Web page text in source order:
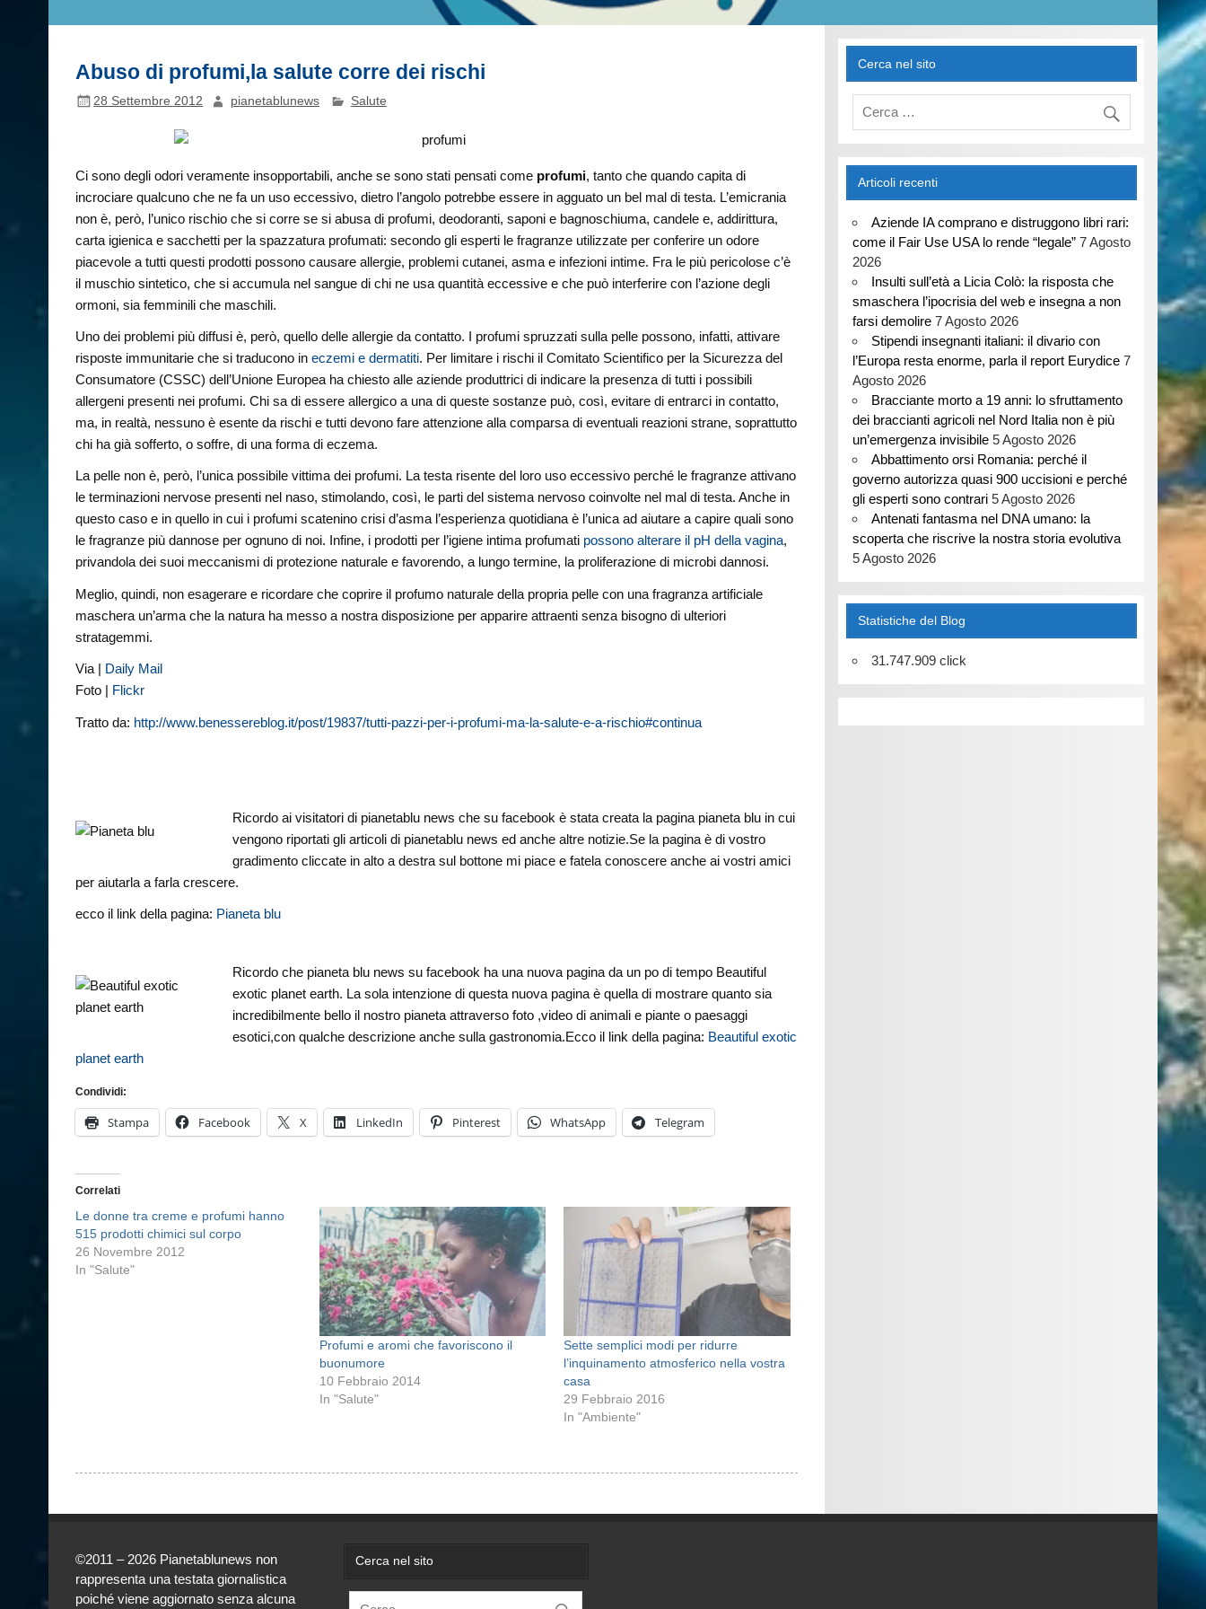
Abuso di profumi,la salute corre dei rischi
28 Settembre 2012 pianetablunews Salute
Ci sono degli odori veramente insopportabili, anche se sono stati pensati come profumi, tanto che quando capita di
incrociare qualcuno che ne fa un uso eccessivo, dietro l’angolo potrebbe essere in agguato un bel mal di testa. L’emicrania
non è, però, l’unico rischio che si corre se si abusa di profumi, deodoranti, saponi e bagnoschiuma, candele e, addirittura,
carta igienica e sacchetti per la spazzatura profumati: secondo gli esperti le fragranze utilizzate per conferire un odore
piacevole a tutti questi prodotti possono causare allergie, problemi cutanei, asma e infezioni intime. Fra le più pericolose c’è
il muschio sintetico, che si accumula nel sangue di chi ne usa quantità eccessive e che può interferire con l’azione degli
ormoni, sia femminili che maschili.
Uno dei problemi più diffusi è, però, quello delle allergie da contatto. I profumi spruzzati sulla pelle possono, infatti, attivare
risposte immunitarie che si traducono ineczemi e dermatiti. Per limitare i rischi il Comitato Scientifico per la Sicurezza del
Consumatore (CSSC) dell’Unione Europea ha chiesto alle aziende produttrici di indicare la presenza di tutti i possibili
allergeni presenti nei profumi. Chi sa di essere allergico a una di queste sostanze può, così, evitare di entrarci in contatto,
ma, in realtà, nessuno è esente da rischi e tutti devono fare attenzione alla comparsa di eventuali reazioni strane, soprattutto
chi ha già sofferto, o soffre, di una forma di eczema.
La pelle non è, però, l’unica possibile vittima dei profumi. La testa risente del loro uso eccessivo perché le fragranze attivano
le terminazioni nervose presenti nel naso, stimolando, così, le parti del sistema nervoso coinvolte nel mal di testa. Anche in
questo caso e in quello in cui i profumi scatenino crisi d’asma l’esperienza quotidiana è l’unica ad aiutare a capire quali sono
le fragranze più dannose per ognuno di noi. Infine, i prodotti per l’igiene intima profumati possono alterare il pH della vagina,
privandola dei suoi meccanismi di protezione naturale e favorendo, a lungo termine, la proliferazione di microbi dannosi.
Meglio, quindi, non esagerare e ricordare che coprire il profumo naturale della propria pelle con una fragranza artificiale
maschera un’arma che la natura ha messo a nostra disposizione per apparire attraenti senza bisogno di ulteriori
stratagemmi.
Via | Daily Mail
Foto | Flickr
Tratto da: http://www.benessereblog.it/post/19837/tutti-pazzi-per-i-profumi-ma-la-salute-e-a-rischio#continua
Ricordo ai visitatori di pianetablu news che su facebook è stata creata la pagina pianeta blu in cui
vengono riportati gli articoli di pianetablu news ed anche altre notizie.Se la pagina è di vostro
gradimento cliccate in alto a destra sul bottone mi piace e fatela conoscere anche ai vostri amici
per aiutarla a farla crescere.
ecco il link della pagina: Pianeta blu
Ricordo che pianeta blu news su facebook ha una nuova pagina da un po di tempo Beautiful
exotic planet earth. La sola intenzione di questa nuova pagina è quella di mostrare quanto sia
incredibilmente bello il nostro pianeta attraverso foto ,video di animali e piante o paesaggi
esotici,con qualche descrizione anche sulla gastronomia.Ecco il link della pagina: Beautiful exotic
planet earth
Condividi:
Stampa Facebook X LinkedIn Pinterest WhatsApp Telegram
Correlati
Le donne tra creme e profumi hanno
515 prodotti chimici sul corpo
26 Novembre 2012
In "Salute"
Profumi e aromi che favoriscono il
buonumore
10 Febbraio 2014
In "Salute"
Sette semplici modi per ridurre
l’inquinamento atmosferico nella vostra
casa
29 Febbraio 2016
In "Ambiente"
Cerca nel sito
Articoli recenti
Aziende IA comprano e distruggono libri rari:
come il Fair Use USA lo rende “legale” 7 Agosto
2026
Insulti sull’età a Licia Colò: la risposta che
smaschera l’ipocrisia del web e insegna a non
farsi demolire 7 Agosto 2026
Stipendi insegnanti italiani: il divario con
l’Europa resta enorme, parla il report Eurydice 7
Agosto 2026
Bracciante morto a 19 anni: lo sfruttamento
dei braccianti agricoli nel Nord Italia non è più
un’emergenza invisibile 5 Agosto 2026
Abbattimento orsi Romania: perché il
governo autorizza quasi 900 uccisioni e perché
gli esperti sono contrari 5 Agosto 2026
Antenati fantasma nel DNA umano: la
scoperta che riscrive la nostra storia evolutiva
5 Agosto 2026
Statistiche del Blog
31.747.909 click
©2011 – 2026 Pianetablunews non
rappresenta una testata giornalistica
poiché viene aggiornato senza alcuna
Cerca nel sito